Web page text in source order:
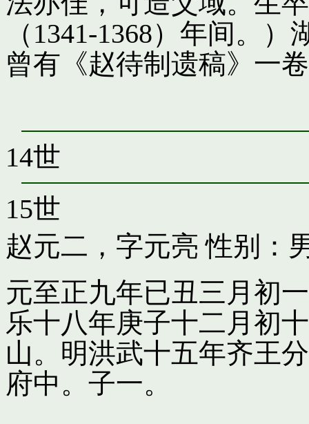
（1341-1368）年间。
曾有《赵待制遗稿》一
14世
15世
赵元二，字元亮 性别：
元至正九年已丑三月初
乐十八年庚子十二月初
山。明洪武十五年齐王
府中。子一。